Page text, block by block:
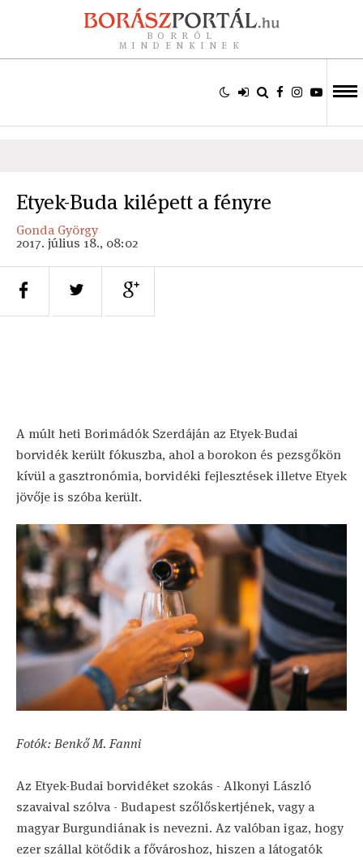
BORRÓL
MINDENKINEK
Etyek-Buda kilépett a fényre
Gonda György
2017. július 18., 08:02
A múlt heti Borimádók Szerdáján az Etyek-Budai
borvidék került fókuszba, ahol a borokon és pezsgőkön
kívül a gasztronómia, borvidéki fejlesztések illetve Etyek
jövője is szóba került.
Fotók: Benkő M. Fanni
Az Etyek-Budai borvidéket szokás - Alkonyi László
szavaival szólva - Budapest szőlőskertjének, vagy a
magyar Burgundiának is nevezni. Az valóban igaz, hogy
ezer szállal kötődik a fővároshoz, hiszen a látogatók